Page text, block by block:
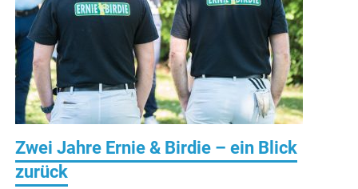
Zwei Jahre Ernie & Birdie – ein Blick
zurück